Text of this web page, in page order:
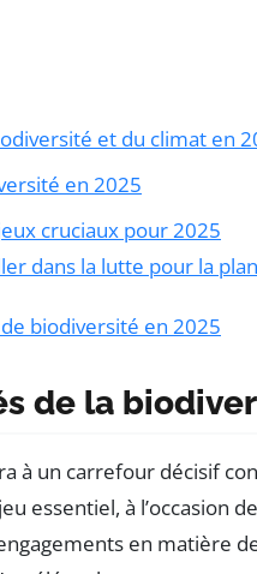
et du climat en
en 2025
cruciaux pour 2025
dans la lutte pour la
biodiversité en 2025
de la
à un carrefour décisif
essentiel, à l’occasion
en matière